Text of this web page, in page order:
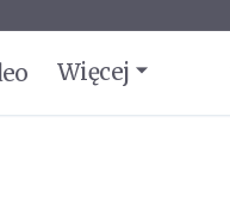
Więcej